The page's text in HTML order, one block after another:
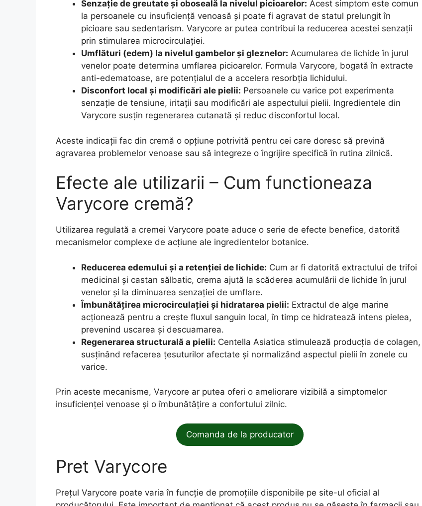
Senzație de greutate și oboseală la nivelul picioarelor: Acest simptom este comun
la persoanele cu insuficiență venoasă și poate fi agravat de statul prelungit în
picioare sau sedentarism. Varycore ar putea contribui la reducerea acestei senzații
prin stimularea microcirculației.
Umflături (edem) la nivelul gambelor și gleznelor: Acumularea de lichide în jurul
venelor poate determina umflarea picioarelor. Formula Varycore, bogată în extracte
anti-edematoase, are potențialul de a accelera resorbția lichidului.
Disconfort local și modificări ale pielii: Persoanele cu varice pot experimenta
senzație de tensiune, iritații sau modificări ale aspectului pielii. Ingredientele din
Varycore susțin regenerarea cutanată și reduc disconfortul local.
Aceste indicații fac din cremă o opțiune potrivită pentru cei care doresc să prevină
agravarea problemelor venoase sau să integreze o îngrijire specifică în rutina zilnică.
Efecte ale utilizarii – Cum functioneaza
Varycore cremă?
Utilizarea regulată a cremei Varycore poate aduce o serie de efecte benefice, datorită
mecanismelor complexe de acțiune ale ingredientelor botanice.
Reducerea edemului și a retenției de lichide: Cum ar fi datorită extractului de trifoi
medicinal și castan sălbatic, crema ajută la scăderea acumulării de lichide în jurul
venelor și la diminuarea senzației de umflare.
Îmbunătățirea microcirculației și hidratarea pielii: Extractul de alge marine
acționează pentru a crește fluxul sanguin local, în timp ce hidratează intens pielea,
prevenind uscarea și descuamarea.
Regenerarea structurală a pielii: Centella Asiatica stimulează producția de colagen,
susținând refacerea țesuturilor afectate și normalizând aspectul pielii în zonele cu
varice.
Prin aceste mecanisme, Varycore ar putea oferi o ameliorare vizibilă a simptomelor
insuficienței venoase și o îmbunătățire a confortului zilnic.
Comanda de la producator
Pret Varycore
Prețul Varycore poate varia în funcție de promoțiile disponibile pe site-ul oficial al